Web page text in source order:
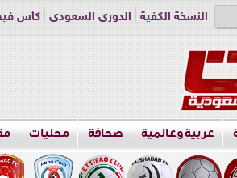
النسخة الكفية الدوري السعودي كأس
عربية وعالمية صحافة محليات